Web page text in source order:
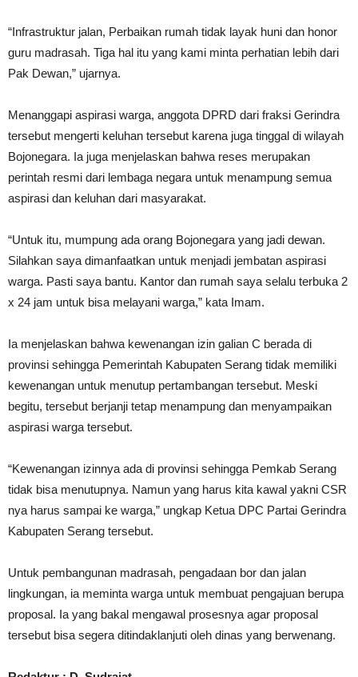
“Infrastruktur jalan, Perbaikan rumah tidak layak huni dan honor
guru madrasah. Tiga hal itu yang kami minta perhatian lebih dari
Pak Dewan,” ujarnya.
Menanggapi aspirasi warga, anggota DPRD dari fraksi Gerindra
tersebut mengerti keluhan tersebut karena juga tinggal di wilayah
Bojonegara. Ia juga menjelaskan bahwa reses merupakan
perintah resmi dari lembaga negara untuk menampung semua
aspirasi dan keluhan dari masyarakat.
“Untuk itu, mumpung ada orang Bojonegara yang jadi dewan.
Silahkan saya dimanfaatkan untuk menjadi jembatan aspirasi
warga. Pasti saya bantu. Kantor dan rumah saya selalu terbuka 2
x 24 jam untuk bisa melayani warga,” kata Imam.
Ia menjelaskan bahwa kewenangan izin galian C berada di
provinsi sehingga Pemerintah Kabupaten Serang tidak memiliki
kewenangan untuk menutup pertambangan tersebut. Meski
begitu, tersebut berjanji tetap menampung dan menyampaikan
aspirasi warga tersebut.
“Kewenangan izinnya ada di provinsi sehingga Pemkab Serang
tidak bisa menutupnya. Namun yang harus kita kawal yakni CSR
nya harus sampai ke warga,” ungkap Ketua DPC Partai Gerindra
Kabupaten Serang tersebut.
Untuk pembangunan madrasah, pengadaan bor dan jalan
lingkungan, ia meminta warga untuk membuat pengajuan berupa
proposal. Ia yang bakal mengawal prosesnya agar proposal
tersebut bisa segera ditindaklanjuti oleh dinas yang berwenang.